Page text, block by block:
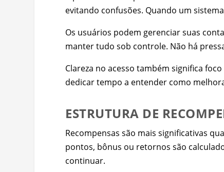
evitando confusões. Quando um
Os usuários podem gerenciar suas
manter tudo sob controle. Não há
Clareza no acesso também significa
dedicar tempo a entender como
ESTRUTURA DE
Recompensas são mais significativas
pontos, bônus ou retornos são
continuar.